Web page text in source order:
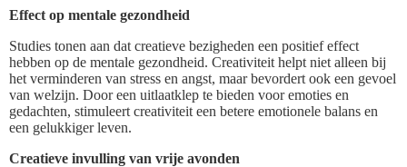
Effect op mentale gezondheid
Studies tonen aan dat creatieve bezigheden een positief effect
hebben op de mentale gezondheid. Creativiteit helpt niet alleen bij
het verminderen van stress en angst, maar bevordert ook een gevoel
van welzijn. Door een uitlaatklep te bieden voor emoties en
gedachten, stimuleert creativiteit een betere emotionele balans en
een gelukkiger leven.
Creatieve invulling van vrije avonden